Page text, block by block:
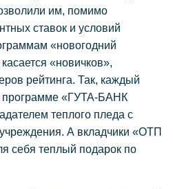
им, помимо
ставок и условий
«новогодний
«новичков»,
рейтинга. Так, каждый
программе «ГУТА-БАНК
теплого пледа с
А вкладчики «ОТП
себя теплый подарок по